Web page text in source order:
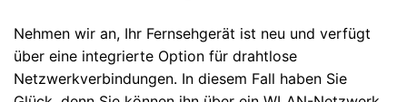
Nehmen wir an, Ihr Fernsehgerät ist neu und verfügt
über eine integrierte Option für drahtlose
Netzwerkverbindungen. In diesem Fall haben Sie